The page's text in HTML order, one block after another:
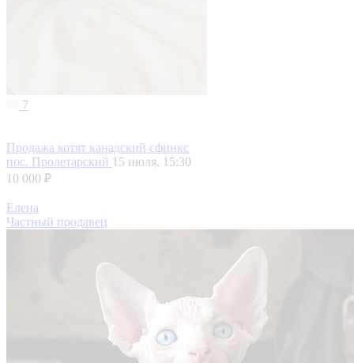
7
Продажа котят канадский сфинкс
пос. Пролетарский 15 июля, 15:30
10 000 ₽
Елена
Частный продавец